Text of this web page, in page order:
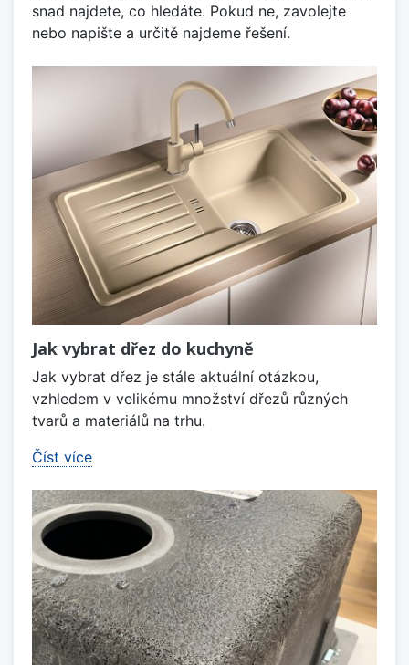
snad najdete, co hledáte. Pokud ne, zavolejte
nebo napište a určitě najdeme řešení.
Jak vybrat dřez do kuchyně
Jak vybrat dřez je stále aktuální otázkou,
vzhledem v velikému množství dřezů různých
tvarů a materiálů na trhu.
Číst více